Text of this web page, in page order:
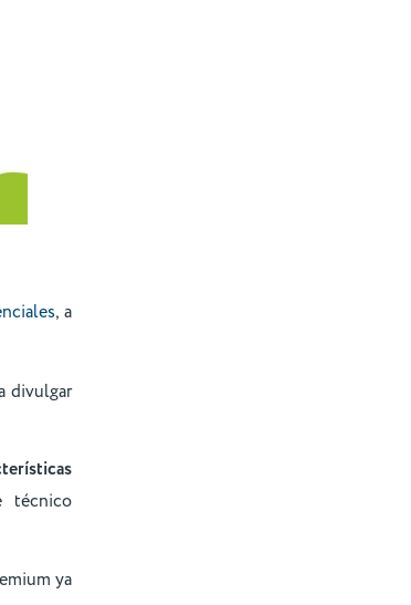
, a
divulgar
técnico
ya